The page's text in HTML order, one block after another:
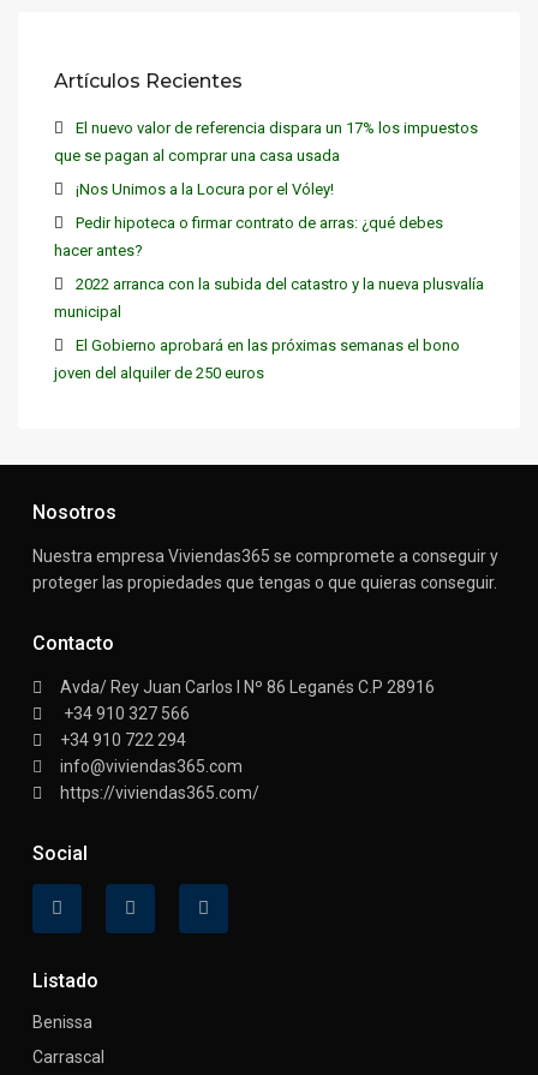
Artículos Recientes
El nuevo valor de referencia dispara un 17% los impuestos
que se pagan al comprar una casa usada
¡Nos Unimos a la Locura por el Vóley!
Pedir hipoteca o firmar contrato de arras: ¿qué debes
hacer antes?
2022 arranca con la subida del catastro y la nueva plusvalía
municipal
El Gobierno aprobará en las próximas semanas el bono
joven del alquiler de 250 euros
Nosotros
Nuestra empresa Viviendas365 se compromete a conseguir y
proteger las propiedades que tengas o que quieras conseguir.
Contacto
Avda/ Rey Juan Carlos I Nº 86 Leganés C.P 28916
+34 910 327 566
+34 910 722 294
info@viviendas365.com
https://viviendas365.com/
Social
Listado
Benissa
Carrascal